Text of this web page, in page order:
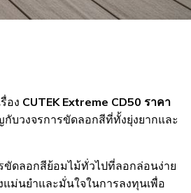
อง CUTEK Extreme CD50 ราคา
บวงจรการขัดลอกสีที่ทั้งยุ่งยากและ
ขัดลอกสีย้อมไม้ทั่วไปที่ลอกล่อนง่าย
ม่นยำและมั่นใจในการลงทุนเพื่อ